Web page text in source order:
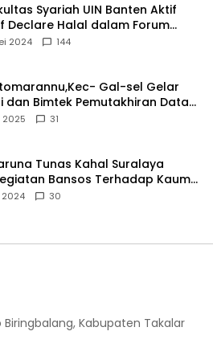
Syariah UIN Banten Aktif
Declare Halal dalam Forum
MUI
2024 144
Gal-sel Gelar
dan Bimtek Pemutakhiran Data
2025 31
Tunas Kahal Suralaya
Bansos Terhadap Kaum
Anak Yatim-Piatu
2024 30
Biringbalang, Kabupaten Takalar